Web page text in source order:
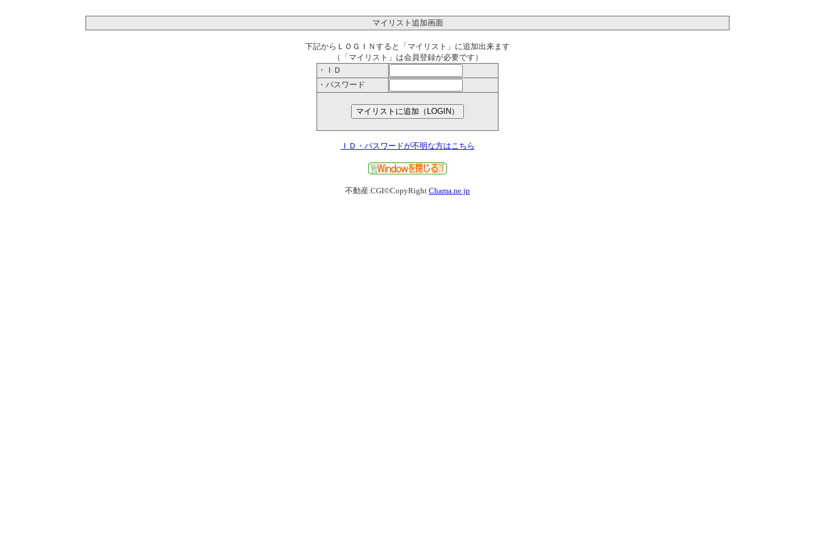
マイリスト追加画面
下記からＬＯＧＩＮすると「マイリスト」に追加出来ます
（「マイリスト」は会員登録が必要です）
・ＩＤ
・パスワード
ＩＤ・パスワードが不明な方はこちら
不動産.CGI©CopyRight Chama.ne.jp